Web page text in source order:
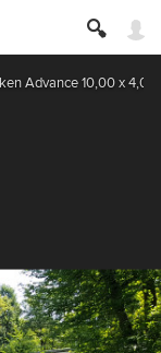
Advance 10,00 x 4,00